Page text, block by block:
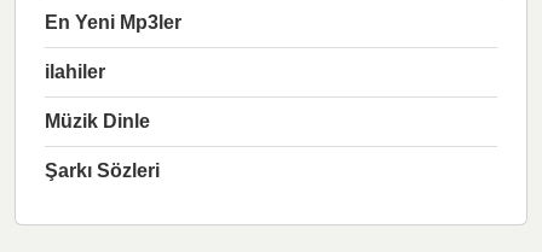
En Yeni Mp3ler
ilahiler
Müzik Dinle
Şarkı Sözleri